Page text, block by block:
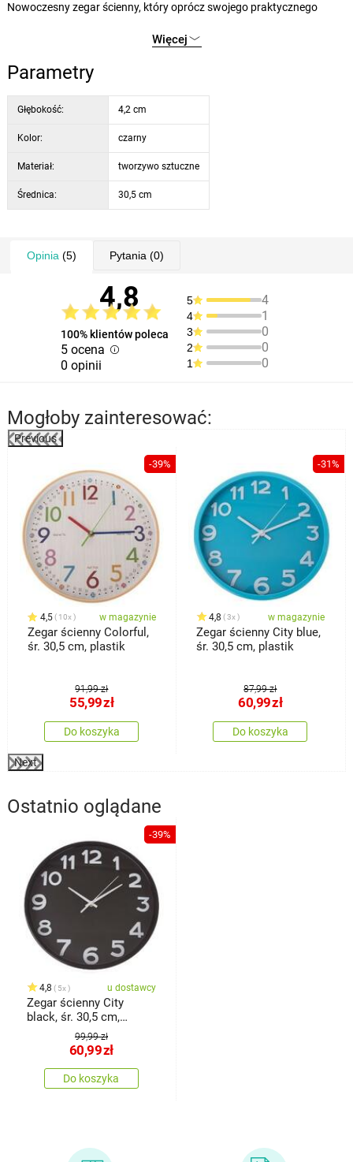
Nowoczesny zegar ścienny, który oprócz swojego praktycznego
pomieszczenia. Nadaje się do domów i biur. Zegar wykonany jest z
tworzywa sztucznego, ramka i tło tarczy są czarne z białymi
wskazówkami i cyframi.
Więcej
Parametry
Głębokość: 4,2 cm
Kolor: czarny
Materiał: tworzywo sztuczne
Średnica: 30,5 cm
Opinia (5) Pytania (0)
4,8
100% klientów poleca
5 ocena
0 opinii
5 4
4 1
3 0
2 0
1 0
Mogłoby zainteresować:
Previous
-39%
4,5 10x w magazynie
Zegar ścienny Colorful,
śr. 30,5 cm, plastik
91,99 zł
55,99zł
Do koszyka
-31%
4,8 3x w magazynie
Zegar ścienny City blue,
śr. 30,5 cm, plastik
87,99 zł
60,99zł
Do koszyka
Next
Ostatnio oglądane
-39%
4,8 5x u dostawcy
Zegar ścienny City
black, śr. 30,5 cm,
99,99 zł
60,99zł
Do koszyka